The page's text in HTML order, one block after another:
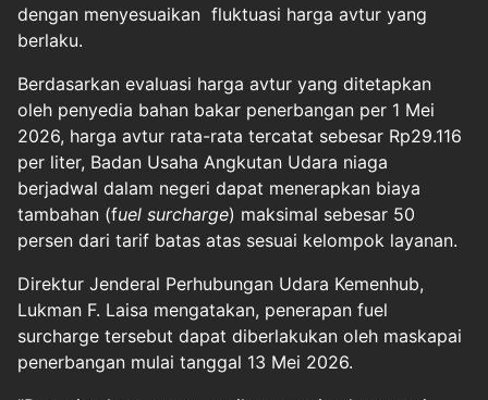
dengan menyesuaikan fluktuasi harga avtur yang
berlaku.
Berdasarkan evaluasi harga avtur yang ditetapkan
oleh penyedia bahan bakar penerbangan per 1 Mei
2026, harga avtur rata-rata tercatat sebesar Rp29.116
per liter, Badan Usaha Angkutan Udara niaga
berjadwal dalam negeri dapat menerapkan biaya
tambahan (fuel surcharge) maksimal sebesar 50
persen dari tarif batas atas sesuai kelompok layanan.
Direktur Jenderal Perhubungan Udara Kemenhub,
Lukman F. Laisa mengatakan, penerapan fuel
surcharge tersebut dapat diberlakukan oleh maskapai
penerbangan mulai tanggal 13 Mei 2026.